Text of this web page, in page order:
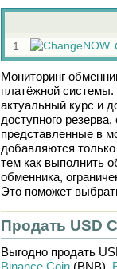
1
Мониторинг
платёжной системы.
актуальный курс и
доступного
представленные в
добавляются
тем как выполнить
обменника,
Это поможет
Продать USD
Выгодно продать
Binance Coin(BNB),